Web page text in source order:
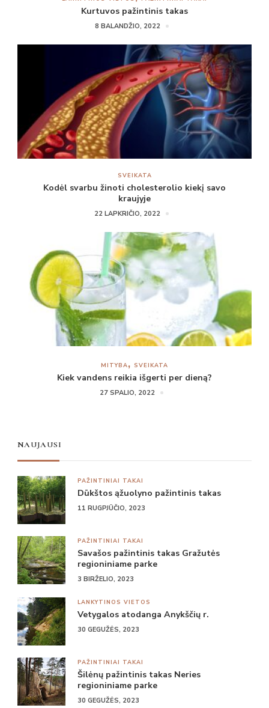
Kurtuvos pažintinis takas
8 BALANDŽIO, 2022
SVEIKATA
Kodėl svarbu žinoti cholesterolio kiekį savo
kraujyje
22 LAPKRIČIO, 2022
MITYBA SVEIKATA
Kiek vandens reikia išgerti per dieną?
27 SPALIO, 2022
NAUJAUSI
PAŽINTINIAI TAKAI
Dūkštos ąžuolyno pažintinis takas
11 RUGPJŪČIO, 2023
PAŽINTINIAI TAKAI
Savašos pažintinis takas Gražutės
regioniniame parke
3 BIRŽELIO, 2023
LANKYTINOS VIETOS
Vetygalos atodanga Anykščių r.
30 GEGUŽĖS, 2023
PAŽINTINIAI TAKAI
Šilėnų pažintinis takas Neries
regioniniame parke
30 GEGUŽĖS, 2023